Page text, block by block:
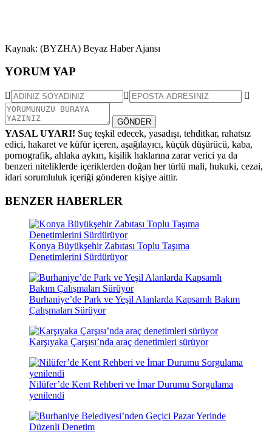
Kaynak: (BYZHA) Beyaz Haber Ajansı
YORUM YAP
GÖNDER
YASAL UYARI! Suç teşkil edecek, yasadışı, tehditkar, rahatsız
edici, hakaret ve küfür içeren, aşağılayıcı, küçük düşürücü, kaba,
pornografik, ahlaka aykırı, kişilik haklarına zarar verici ya da
benzeri niteliklerde içeriklerden doğan her türlü mali, hukuki, cezai,
idari sorumluluk içeriği gönderen kişiye aittir.
BENZER HABERLER
Konya Büyükşehir Zabıtası Toplu Taşıma
Denetimlerini Sürdürüyor
Burhaniye’de Park ve Yeşil Alanlarda Kapsamlı Bakım
Çalışmaları Sürüyor
Karşıyaka Çarşısı’nda araç denetimleri sürüyor
Nilüfer’de Kent Rehberi ve İmar Durumu Sorgulama
yenilendi